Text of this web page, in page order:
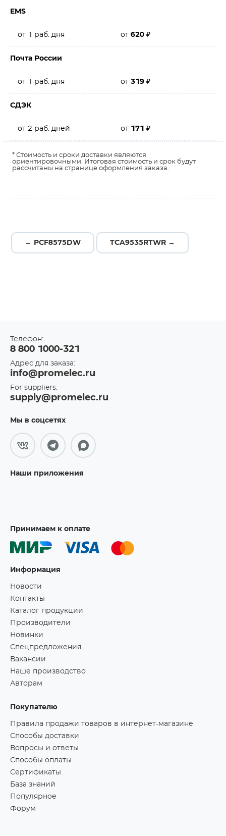
EMS
от 1 раб. дня от 620 ₽
Почта России
от 1 раб. дня от 319 ₽
СДЭК
от 2 раб. дней от 171 ₽
* Стоимость и сроки доставки являются
ориентировочными. Итоговая стоимость и срок будут
рассчитаны на странице оформления заказа.
← PCF8575DW TCA9535RTWR →
Телефон:
8 800 1000-321
Адрес для заказа:
info@promelec.ru
For suppliers:
supply@promelec.ru
Мы в соцсетях
Наши приложения
Принимаем к оплате
Информация
Новости
Контакты
Каталог продукции
Производители
Новинки
Спецпредложения
Вакансии
Наше производство
Авторам
Покупателю
Правила продажи товаров в интернет-магазине
Способы доставки
Вопросы и ответы
Способы оплаты
Сертификаты
База знаний
Популярное
Форум